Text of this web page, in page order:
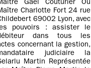
Gaël Couturier Ou
Charlotte Fort 24 rue
69002 Lyon, avec
pouvoirs : assister le
dans tous les
concernant la gestion,
judiciaire la
Martin Représentée